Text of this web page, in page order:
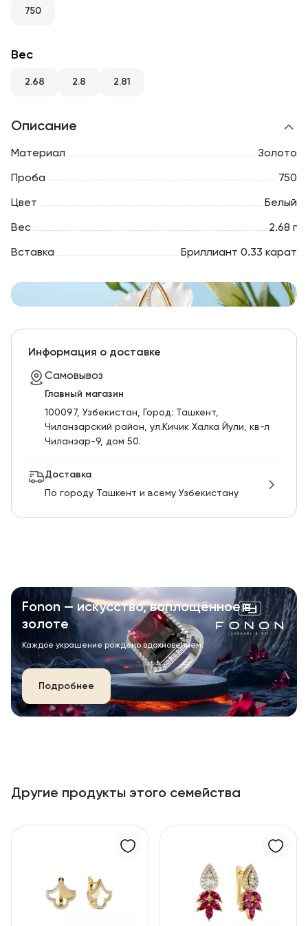
RU
750
Вес
2.68 2.8 2.81
Описание
Материал Золото
Проба 750
Цвет Белый
Вес 2.68 г
Вставка Бриллиант 0.33 карат
Информация о доставке
Самовывоз
Главный магазин
100097, Узбекистан, Город: Ташкент,
Чиланзарский pайон, ул.Кичик Халка Йули, кв-л
Чиланзар-9, дом 50.
Доставка
По городу Ташкент и всему Узбекистану
Fonon — искусство, воплощённое в
золоте
Каждое украшение рождено вдохновением.
Подробнее
Другие продукты этого семейства